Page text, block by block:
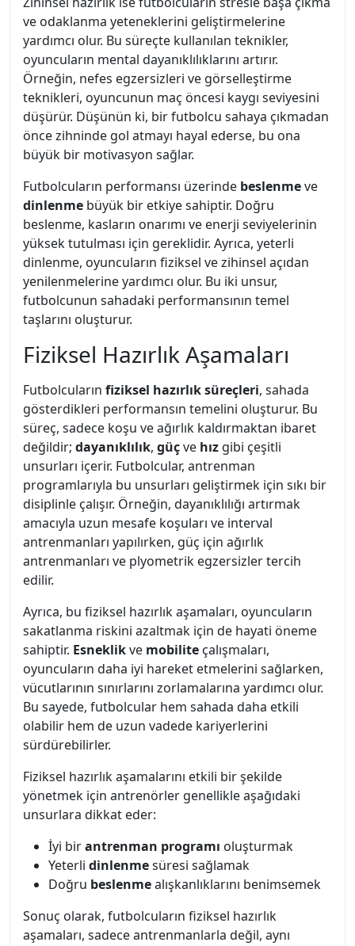
ve odaklanma yeteneklerini geliştirmelerine
yardımcı olur. Bu süreçte kullanılan teknikler,
oyuncuların mental dayanıklılıklarını artırır.
Örneğin, nefes egzersizleri ve görselleştirme
teknikleri, oyuncunun maç öncesi kaygı seviyesini
düşürür. Düşünün ki, bir futbolcu sahaya çıkmadan
önce zihninde gol atmayı hayal ederse, bu ona
büyük bir motivasyon sağlar.
Futbolcuların performansı üzerinde beslenmeve
dinlenme büyük bir etkiye sahiptir. Doğru
beslenme, kasların onarımı ve enerji seviyelerinin
yüksek tutulması için gereklidir. Ayrıca, yeterli
dinlenme, oyuncuların fiziksel ve zihinsel açıdan
yenilenmelerine yardımcı olur. Bu iki unsur,
futbolcunun sahadaki performansının temel
taşlarını oluşturur.
Fiziksel Hazırlık Aşamaları
Futbolcuların fiziksel hazırlık süreçleri, sahada
gösterdikleri performansın temelini oluşturur. Bu
süreç, sadece koşu ve ağırlık kaldırmaktan ibaret
değildir; dayanıklılık, güçve hız gibi çeşitli
unsurları içerir. Futbolcular, antrenman
programlarıyla bu unsurları geliştirmek için sıkı bir
disiplinle çalışır. Örneğin, dayanıklılığı artırmak
amacıyla uzun mesafe koşuları ve interval
antrenmanları yapılırken, güç için ağırlık
antrenmanları ve plyometrik egzersizler tercih
edilir.
Ayrıca, bu fiziksel hazırlık aşamaları, oyuncuların
sakatlanma riskini azaltmak için de hayati öneme
sahiptir. Esneklikve mobilite çalışmaları,
oyuncuların daha iyi hareket etmelerini sağlarken,
vücutlarının sınırlarını zorlamalarına yardımcı olur.
Bu sayede, futbolcular hem sahada daha etkili
olabilir hem de uzun vadede kariyerlerini
sürdürebilirler.
Fiziksel hazırlık aşamalarını etkili bir şekilde
yönetmek için antrenörler genellikle aşağıdaki
unsurlara dikkat eder:
İyi birantrenman programı oluşturmak
Yeterli dinlenmesüresi sağlamak
Doğru beslenmealışkanlıklarını benimsemek
Sonuç olarak, futbolcuların fiziksel hazırlık
aşamaları, sadece antrenmanlarla değil, aynı